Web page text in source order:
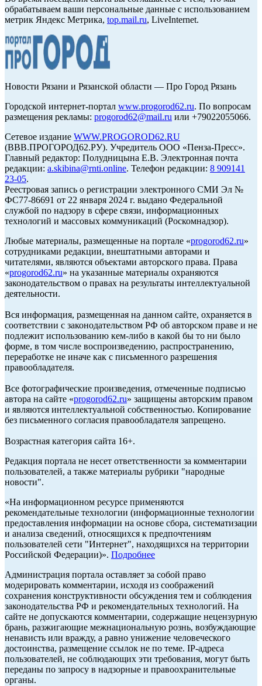
обрабатываем ваши персональные данные с использованием
метрик Яндекс Метрика, top.mail.ru, LiveInternet.
Новости Рязани и Рязанской области — Про Город Рязань
Городской интернет-портал www.progorod62.ru. По вопросам
размещения рекламы: progorod62@mail.ru или +79022055066.
Сетевое издание WWW.PROGOROD62.RU
(ВВВ.ПРОГОРОД62.РУ). Учредитель ООО «Пенза-Пресс».
Главный редактор: Полудницына Е.В. Электронная почта
редакции: a.skibina@rnti.online. Телефон редакции: 8 909141
23-05.
Реестровая запись о регистрации электронного СМИ Эл №
ФС77-86691 от 22 января 2024 г. выдано Федеральной
службой по надзору в сфере связи, информационных
технологий и массовых коммуникаций (Роскомнадзор).
Любые материалы, размещенные на портале «progorod62.ru»
сотрудниками редакции, внештатными авторами и
читателями, являются объектами авторского права. Права
«progorod62.ru» на указанные материалы охраняются
законодательством о правах на результаты интеллектуальной
деятельности.
Вся информация, размещенная на данном сайте, охраняется в
соответствии с законодательством РФ об авторском праве и не
подлежит использованию кем-либо в какой бы то ни было
форме, в том числе воспроизведению, распространению,
переработке не иначе как с письменного разрешения
правообладателя.
Все фотографические произведения, отмеченные подписью
автора на сайте «progorod62.ru» защищены авторским правом
и являются интеллектуальной собственностью. Копирование
без письменного согласия правообладателя запрещено.
Возрастная категория сайта 16+.
Редакция портала не несет ответственности за комментарии
пользователей, а также материалы рубрики "народные
новости".
«На информационном ресурсе применяются
рекомендательные технологии (информационные технологии
предоставления информации на основе сбора, систематизации
и анализа сведений, относящихся к предпочтениям
пользователей сети "Интернет", находящихся на территории
Российской Федерации)». Подробнее
Администрация портала оставляет за собой право
модерировать комментарии, исходя из соображений
сохранения конструктивности обсуждения тем и соблюдения
законодательства РФ и рекомендательных технологий. На
сайте не допускаются комментарии, содержащие нецензурную
брань, разжигающие межнациональную рознь, возбуждающие
ненависть или вражду, а равно унижение человеческого
достоинства, размещение ссылок не по теме. IP-адреса
пользователей, не соблюдающих эти требования, могут быть
переданы по запросу в надзорные и правоохранительные
органы.